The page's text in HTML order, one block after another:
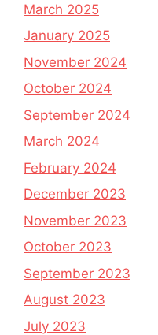
March 2025
January 2025
November 2024
October 2024
September 2024
March 2024
February 2024
December 2023
November 2023
October 2023
September 2023
August 2023
July 2023